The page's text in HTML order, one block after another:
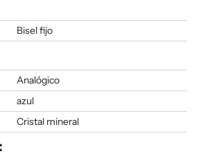
Bisel fijo
Analógico
azul
Cristal mineral